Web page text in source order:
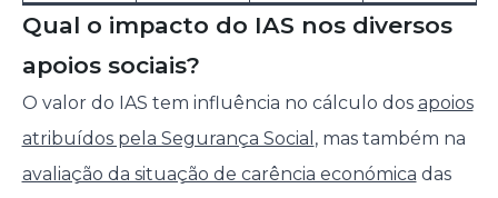
Qual o impacto do IAS nos diversos
apoios sociais?
O valor do IAS tem influência no cálculo dos apoios
atribuídos pela Segurança Social , mas também na
avaliação da situação de carência económica das